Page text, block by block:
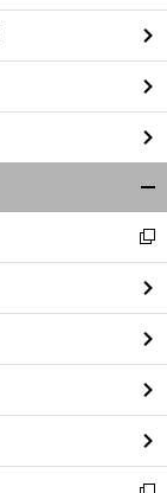
閉
る
新
し
い
ウ
ィ
ン
ド
ウ
で
開